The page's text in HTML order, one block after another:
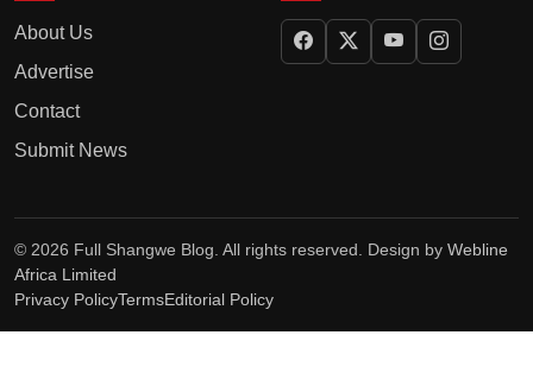
About Us
Advertise
Contact
Submit News
© 2026 Full Shangwe Blog. All rights reserved. Design by Webline
Africa Limited
Privacy PolicyTermsEditorial Policy